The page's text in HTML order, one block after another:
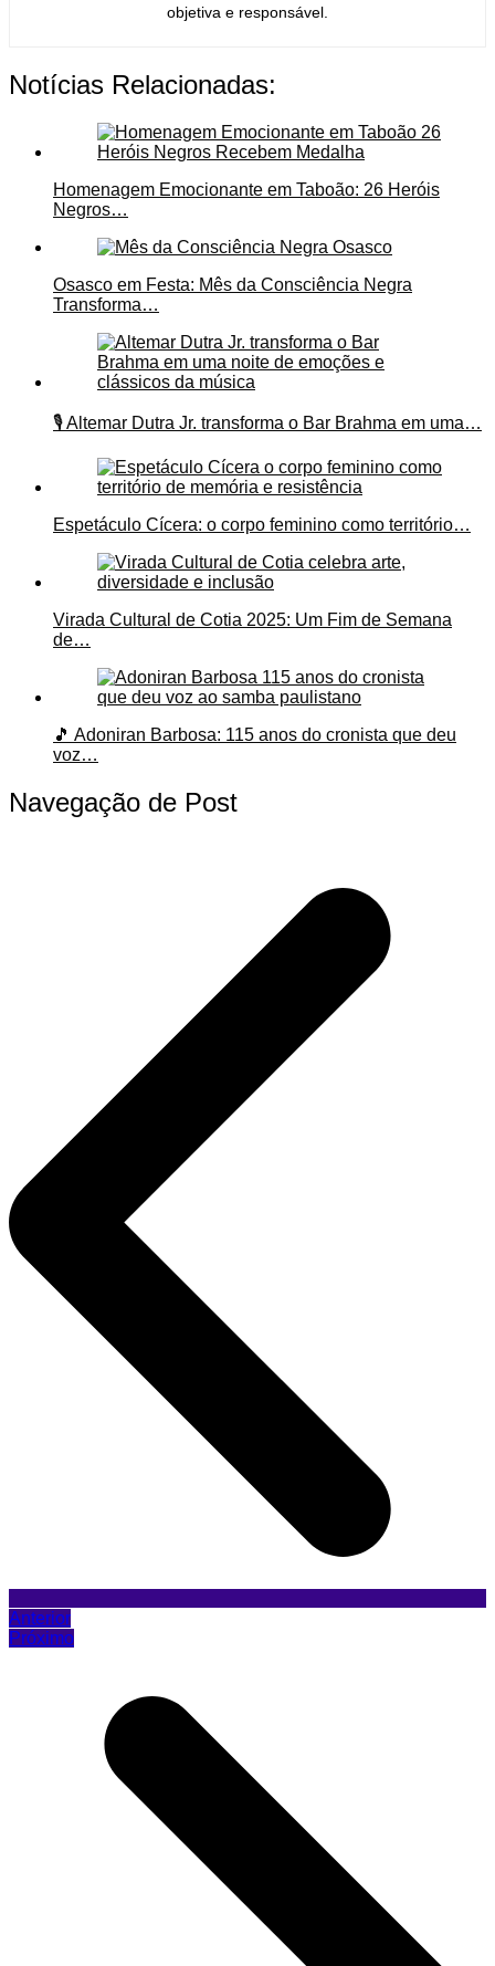
objetiva e responsável.
Notícias Relacionadas:
Homenagem Emocionante em Taboão: 26 Heróis
Negros…
Osasco em Festa: Mês da Consciência Negra
Transforma…
🎙️ Altemar Dutra Jr. transforma o Bar Brahma em uma…
Espetáculo Cícera: o corpo feminino como território…
Virada Cultural de Cotia 2025: Um Fim de Semana
de…
🎵 Adoniran Barbosa: 115 anos do cronista que deu
voz…
Navegação de Post
Anterior
Próximo